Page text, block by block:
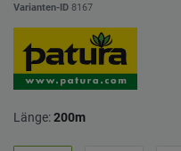
Varianten-ID 8167
Länge:200m